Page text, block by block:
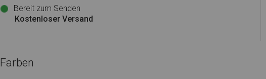
Bereit zum Senden
Kostenloser Versand
Farben